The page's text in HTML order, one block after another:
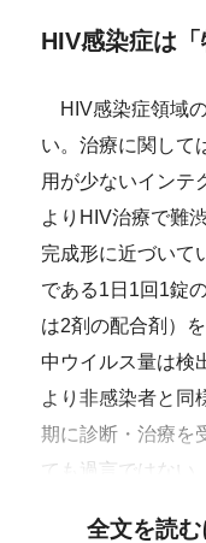
HIV感染症は
HIV感染症領域
い。治療に関して
用が少ないインテ
よりHIV治療で難
完成形に近づいて
である1日1回1錠
は2剤の配合剤）
中ウイルス量は検
より非感染者と同
期に診断・治療を
ても過言ではない。
全文を読